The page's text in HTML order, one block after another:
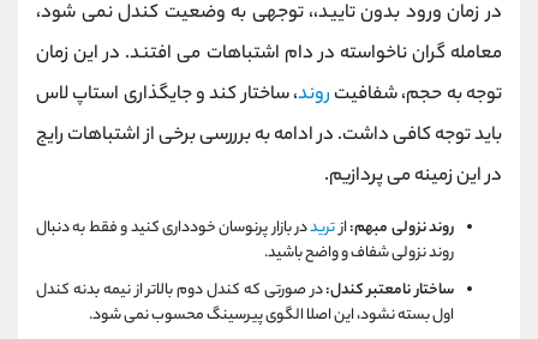
در زمان ورود بدون تایید،، توجهی به وضعیت کندل نمی شود،
معامله گران ناخواسته در دام اشتباهات می افتند. در این زمان
توجه به حجم، شفافیت روند، ساختار کند و جایگذاری استاپ لاس
باید توجه کافی داشت. در ادامه به برررسی برخی از اشتباهات رایج
در این زمینه می پردازیم.
روند نزولی مبهم:ازتریددر بازار پرنوسان خودداری کنید و فقط به دنبال
روند نزولی شفاف و واضح باشید.
ساختار نامعتبر کندل:در صورتی که کندل دوم بالاتر از نیمه بدنه کندل
اول بسته نشود، این اصلا الگوی پیرسینگ محسوب نمی شود.